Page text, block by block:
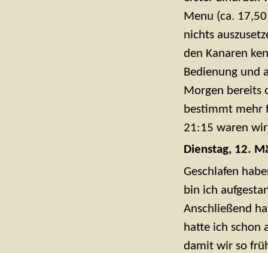
Menu (ca.
nichts
den Kanaren
Bedienung und
Morgen bereits
bestimmt mehr
21:15 waren
Dienstag, 12.
Geschlafen
bin ich
Anschließend
hatte ich schon
damit wir so